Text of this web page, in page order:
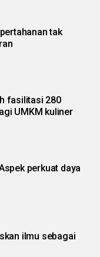
tak
fasilitasi 280
UMKM kuliner
perkuat daya
ilmu sebagai